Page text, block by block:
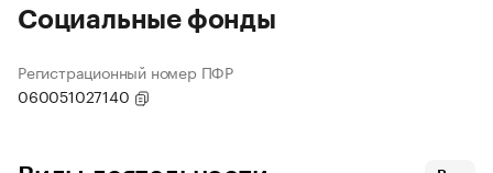
Социальные фонды
Регистрационный номер ПФР
060051027140